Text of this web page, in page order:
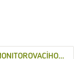
Zápis PRACOVNÍ SKUPINA MONITOROVACÍHO VÝBORU SP SZP_6.2.2025 final